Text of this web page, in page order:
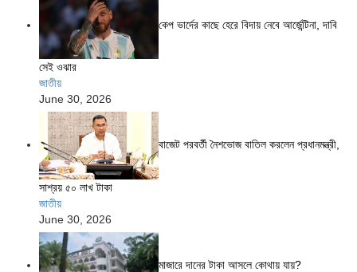
কেপ ভার্দের কাছে হেরে বিদায় নেবে আর্জেন্টিনা, দাবি
সেই ওঝার
জাতীয়
June 30, 2026
বাজেট পরবর্তী নৈশভোজ বাতিল করলেন প্রধানমন্ত্রী,
সাশ্রয় ৫০ লাখ টাকা
জাতীয়
June 30, 2026
মাজারে দানের টাকা আসলে কোথায় যায়?